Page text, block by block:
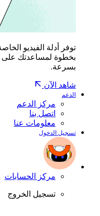
بخطوة لمساعدتك على
بسرعة.
شاهد الآن
الدعم
مركز الدعم
اتصل بنا
معلومات عنا
تسجيل الدخول
مركز الحسابات
تسجيل الخروج